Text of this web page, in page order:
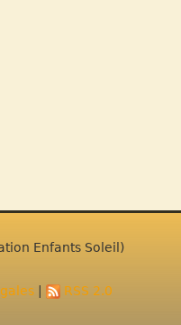
Enfants Soleil)
| RSS 2.0